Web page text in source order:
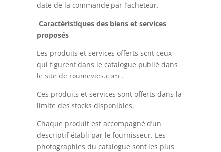
date de la commande par l’acheteur.
Caractéristiques des biens et services
proposés
Les produits et services offerts sont ceux
qui figurent dans le catalogue publié dans
le site de roumevies.com .
Ces produits et services sont offerts dans la
limite des stocks disponibles.
Chaque produit est accompagné d’un
descriptif établi par le fournisseur. Les
photographies du catalogue sont les plus